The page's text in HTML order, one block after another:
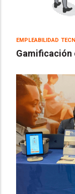
EMPLEABILIDAD
Gamificación